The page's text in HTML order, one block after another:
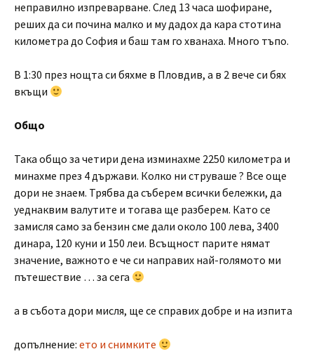
неправилно изпреварване. След 13 часа шофиране,
реших да си почина малко и му дадох да кара стотина
километра до София и баш там го хванаха. Много тъпо.
В 1:30 през нощта си бяхме в Пловдив, а в 2 вече си бях
вкъщи
Общо
Така общо за четири дена изминахме 2250 километра и
минахме през 4 държави. Колко ни струваше ? Все още
дори не знаем. Трябва да съберем всички бележки, да
уеднаквим валутите и тогава ще разберем. Като се
замисля само за бензин сме дали около 100 лева, 3400
динара, 120 куни и 150 леи. Всъщност парите нямат
значение, важното е че си направих най-голямото ми
пътешествие … за сега
а в събота дори мисля, ще се справих добре и на изпита
допълнение: ето и снимките